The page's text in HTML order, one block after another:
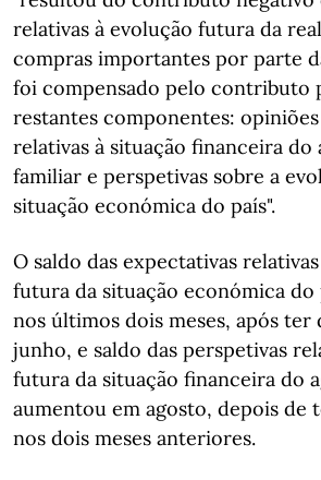
relativas à evolução futura da
compras importantes por parte
foi compensado pelo contributo
restantes componentes:
relativas à situação financeira do
familiar e perspetivas sobre a
situação económica do país".
O saldo das expectativas
futura da situação económica do
nos últimos dois meses, após
junho, e saldo das perspetivas
futura da situação financeira do
aumentou em agosto, depois de
nos dois meses anteriores.